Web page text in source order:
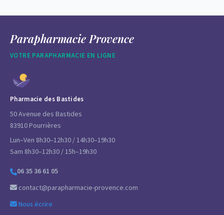
Parapharmacie Provence
VOTRE PARAPHARMACIE EN LIGNE
Pharmacie des Bastides
50 Avenue des Bastides
83910 Pourrières
Lun–Ven 8h30–12h30 / 14h30–19h30
Sam 8h30–12h30 / 15h–19h30
06 35 36 61 05
contact@parapharmacie-provence.com
Nous écrire